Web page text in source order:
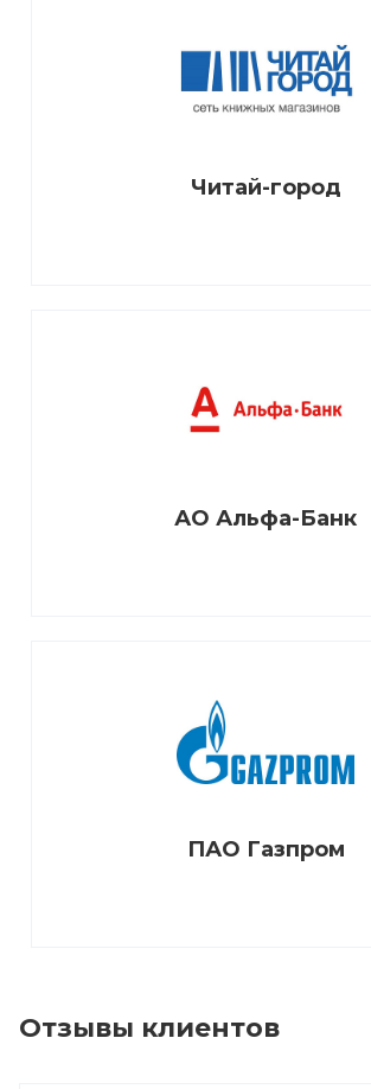
Читай-город
АО Альфа-Банк
ПАО Газпром
Отзывы клиентов